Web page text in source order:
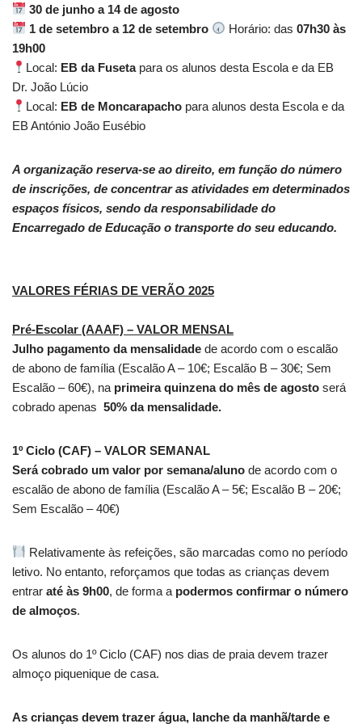
30 de junho a 14 de agosto
1 de setembro a 12 de setembro
Horário: das07h30 às
19h00
Local: EB da Fusetapara os alunos desta Escola e da EB
Dr. João Lúcio
Local: EB de Moncarapacho para alunos desta Escola e da
EB António João Eusébio
A organização reserva-se ao direito, em função do número
de inscrições, de concentrar as atividades em determinados
espaços físicos, sendo da responsabilidade do
Encarregado de Educação o transporte do seu educando.
VALORES FÉRIAS DE VERÃO 2025
Pré-Escolar (AAAF) – VALOR MENSAL
Julho pagamento da mensalidade de acordo com o escalão
de abono de família (Escalão A – 10€; Escalão B – 30€; Sem
Escalão – 60€), na primeira quinzena do mês de agosto será
cobrado apenas 50% da mensalidade.
1º Ciclo (CAF) – VALOR SEMANAL
Será cobrado um valor por semana/aluno de acordo com o
escalão de abono de família (Escalão A – 5€; Escalão B – 20€;
Sem Escalão – 40€)
Relativamente às refeições, são marcadas como no período
letivo. No entanto, reforçamos que todas as crianças devem
entrar até às 9h00, de forma a podermos confirmar o número
de almoços.
Os alunos do 1º Ciclo (CAF) nos dias de praia devem trazer
almoço piquenique de casa.
As crianças devem trazer água, lanche da manhã/tarde e